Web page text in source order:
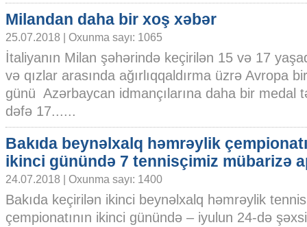
Milandan daha bir xoş xəbər
25.07.2018 | Oxunma sayı: 1065
İtaliyanın Milan şəhərində keçirilən 15 və 17
və qızlar arasında ağırlıqqaldırma üzrə Avropa
günü Azərbaycan idmançılarına daha bir medal
dəfə 17......
Bakıda beynəlxalq həmrəylik
ikinci günündə 7 tennisçimiz mübarizə
24.07.2018 | Oxunma sayı: 1400
Bakıda keçirilən ikinci beynəlxalq həmrəylik tennis
çempionatının ikinci günündə – iyulun 24-də